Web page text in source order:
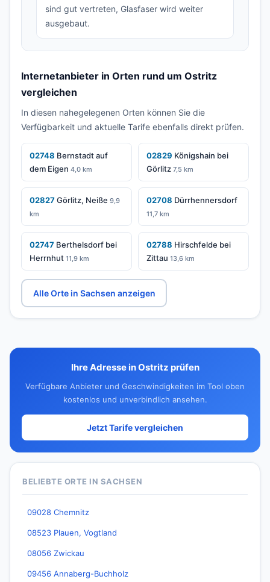
sind gut vertreten, Glasfaser wird weiter
ausgebaut.
Internetanbieter in Orten rund um Ostritz
vergleichen
In diesen nahegelegenen Orten können Sie die
Verfügbarkeit und aktuelle Tarife ebenfalls direkt prüfen.
02748 Bernstadt auf
dem Eigen 4,0 km
02829 Königshain bei
Görlitz 7,5 km
02827Görlitz, Neiße 9,9
km
02708 Dürrhennersdorf
11,7 km
02747 Berthelsdorf bei
Herrnhut 11,9 km
02788 Hirschfelde bei
Zittau 13,6 km
Alle Orte in Sachsen anzeigen
Ihre Adresse in Ostritz prüfen
Verfügbare Anbieter und Geschwindigkeiten im Tool oben
kostenlos und unverbindlich ansehen.
Jetzt Tarife vergleichen
BELIEBTE ORTE IN SACHSEN
09028 Chemnitz
08523 Plauen, Vogtland
08056 Zwickau
09456 Annaberg-Buchholz